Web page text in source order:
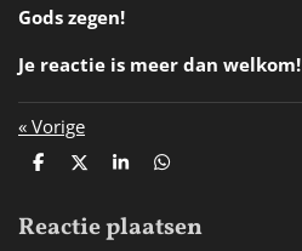
Gods zegen!
Je reactie is meer dan welkom!
« Vorige
D
e
n
D
l
S
r
e
D
e
n
Reactie plaatsen